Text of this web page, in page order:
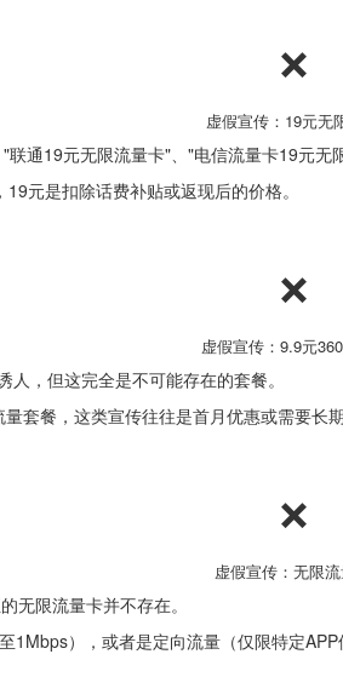
❌
虚假宣传：19元无
通19元无限流量卡"、"电信流量卡19元无
元是扣除话费补贴或返现后的价格。
❌
虚假宣传：9.9元
，但这完全是不可能存在的套餐。
套餐，这类宣传往往是首月优惠或需要长期
❌
虚假宣传：无限
无限流量卡并不存在。
），或者是定向流量（仅限特定APP